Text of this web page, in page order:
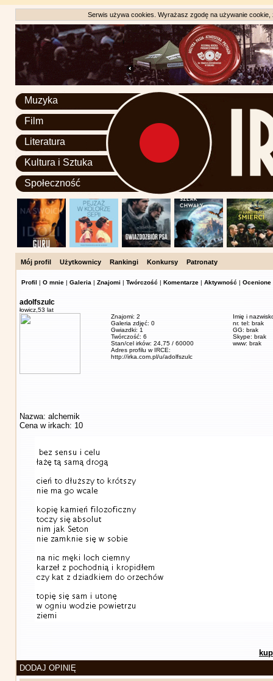
Serwis używa cookies. Wyrażasz zgodę na używanie
Muzyka
Film
Literatura
Kultura i Sztuka
Społeczność
Mój profil Użytkownicy Rankingi Konkursy Patronaty
Profil | O mnie | Galeria | Znajomi | Twórczość | Komentarze | Aktywność | Ocenione
adolfszulc
łowicz, 53 lat
Znajomi: 2
Galeria zdjęć: 0
Gwiazdki: 1
Twórczość: 6
Stan/cel irków: 24,75 / 60000
Adres profilu w IRCE:
http://irka.com.pl/u/adolfszulc
Imię i
nr. tel: brak
GG: brak
Skype: brak
www: brak
Nazwa: alchemik
Cena w irkach: 10
DODAJ OPINIĘ